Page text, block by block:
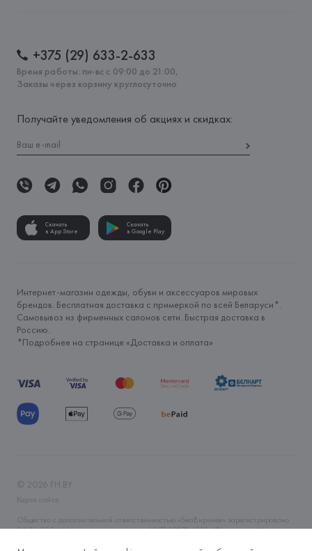
+375 (29) 633-2-633
Время работы: пн-вс с 09:00 до 21:00,
Заказы через корзину круглосуточно
Получайте уведомления об акциях и скидках:
Скачать
в App Store
Скачать
в Google Play
Интернет-магазин одежды, обуви и аксессуаров мировых
брендов. Бесплатная доставка с примеркой по всей Беларуси*.
Самовывоз из фирменных салонов сети. Быстрая доставка в
Россию.
*Подробнее на странице «Доставка и оплата»
© 2026 FH.BY
Карта сайта
Общество с дополнительной ответственностью «БелВиринея» зарегистрировано
06.04.2006 Минским горисполкомом. УНП 190706320. Юр.адрес: г. Минск, ул.